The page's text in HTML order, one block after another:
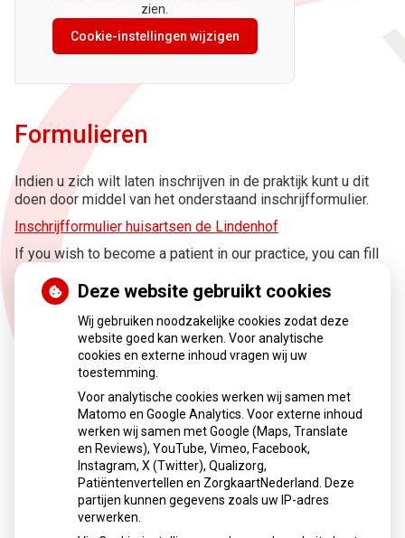
Formulieren
Indien u zich wilt laten inschrijven in de praktijk kunt u dit
doen door middel van het onderstaand inschrijfformulier.
Inschrijfformulier huisartsen de Lindenhof
If you wish to become a patient in our practice, you can fill
out this registrationform.
Inschrijfformulier huisartsen praktijk ENGELS..
Indien u toestemming geeft voor het delen van uw
medische informatie aan uw partner/kind kunt u het
onderstaand formulier invullen en retourneren aan de
Toestemmingsformulier verstrekking med gegevens
Indien u akkoord gaat met het delen van uw medische
gegevens met het ziekenhuis en de huisartsenpost kunt u
het onderstaand formulier invullen en retourneren aan de
zien.
Cookie-instellingen wijzigen
Deze website gebruikt cookies
Wij gebruiken noodzakelijke cookies zodat deze
website goed kan werken. Voor analytische
cookies en externe inhoud vragen wij uw
toestemming.
Voor analytische cookies werken wij samen met
Matomo en Google Analytics. Voor externe inhoud
werken wij samen met Google (Maps, Translate
en Reviews), YouTube, Vimeo, Facebook,
Instagram, X (Twitter), Qualizorg,
Patiëntenvertellen en ZorgkaartNederland. Deze
partijen kunnen gegevens zoals uw IP-adres
verwerken.